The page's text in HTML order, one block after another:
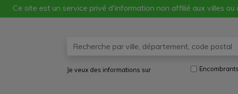
Ce site est un service privé d'information non affilié aux villes ou
Je veux des informations sur Encombrants